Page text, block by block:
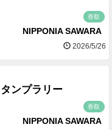
香取
NIPPONIA SAWARA
2026/5/26
ンプラリー
香取
NIPPONIA SAWARA